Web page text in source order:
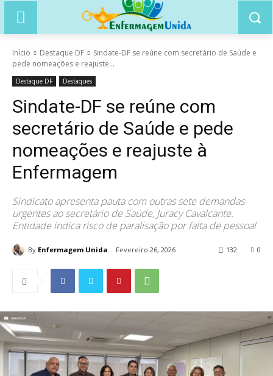
Início Destaque DF
Sindate-DF se reúne com secretário de Saúde e
pede nomeações e reajuste...
Destaque DF Destaques
Sindate-DF se reúne com
secretário de Saúde e pede
nomeações e reajuste à
Enfermagem
Sindicato apresenta pauta com outras sete demandas
urgentes ao secretário de Saúde, Juracy Cavalcante.
Entidade indica risco de paralisação por falta de pessoal
By Enfermagem Unida Fevereiro 26, 2026 0
132